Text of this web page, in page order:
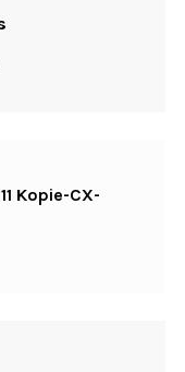
Kopie-CX-